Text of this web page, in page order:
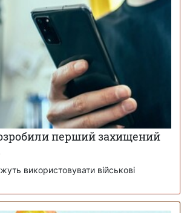
перший захищений
використовувати військові